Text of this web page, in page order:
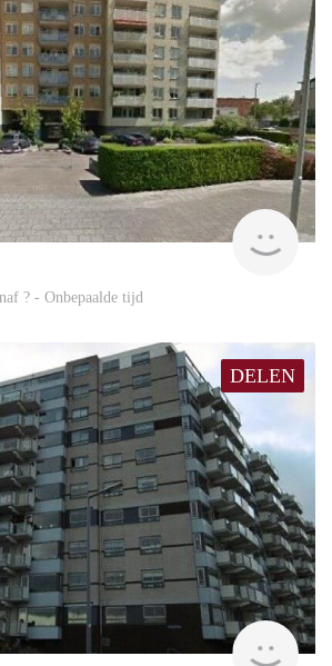
? - Onbepaalde tijd
DELEN
rent